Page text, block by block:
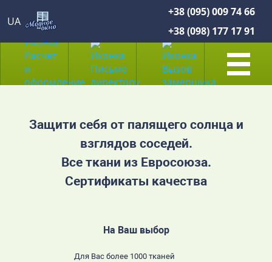
UA
+38 (095) 009 74 66
+38 (098) 177 17 91
Защити себя от палящего солнца и
взглядов соседей.
Все ткани из Евросоюза.
Сертификаты качества
На Ваш выбор
Для Вас более 1000 тканей